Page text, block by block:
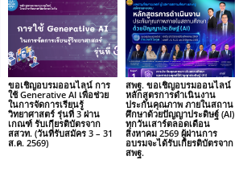
ขอเชิญอบรมออนไลน์ การ
ใช้ Generative AI เพื่อช่วย
ในการจัดการเรียนรู้
วิทยาศาสตร์ รุ่นที่ 3 ผ่าน
เกณฑ์ รับเกียรติบัตรจาก
สสวท. (วันที่รับสมัคร 3 – 31
ส.ค. 2569)
สพฐ. ขอเชิญอบรมออนไลน์
หลักสูตรการดำเนินงาน
ประกันคุณภาพ ภายในสถาน
ศึกษาด้วยปัญญาประดิษฐ์ (AI)
ทุกวันเสาร์ตลอดเดือน
สิงหาคม 2569 ผู้ผ่านการ
อบรมจะได้รับเกียรติบัตรจาก
สพฐ.